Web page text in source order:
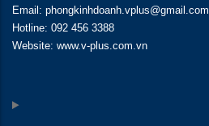
Email: phongkinhdoanh.vplus@gmail.com
Hotline: 092 456 3388
Website: www.v-plus.com.vn